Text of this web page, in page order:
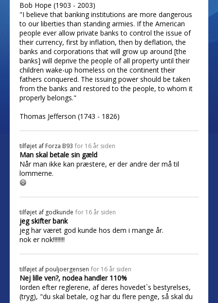
Bob Hope (1903 - 2003)
"I believe that banking institutions are more dangerous
to our liberties than standing armies. If the American
people ever allow private banks to control the issue of
their currency, first by inflation, then by deflation, the
banks and corporations that will grow up around [the
banks] will deprive the people of all property until their
children wake-up homeless on the continent their
fathers conquered. The issuing power should be taken
from the banks and restored to the people, to whom it
properly belongs."
Thomas Jefferson (1743 - 1826)
tilføjet af Forza B93 for 16 år siden
Man skal betale sin gæld
Når man ikke kan præstere, er der andre der må til
lommerne.
😃
tilføjet af godkunde for 16 år siden
jeg skifter bank
jeg har været god kunde hos dem i mange år.
nok er nok!!!!!!!!
tilføjet af pouljoergensen for 16 år siden
Nej lille ven?, nodea handler 110%
Iorden efter reglerene, af deres hovedet`s bestyrelses,
(tryg), "du skal betale, og har du flere penge, så skal du